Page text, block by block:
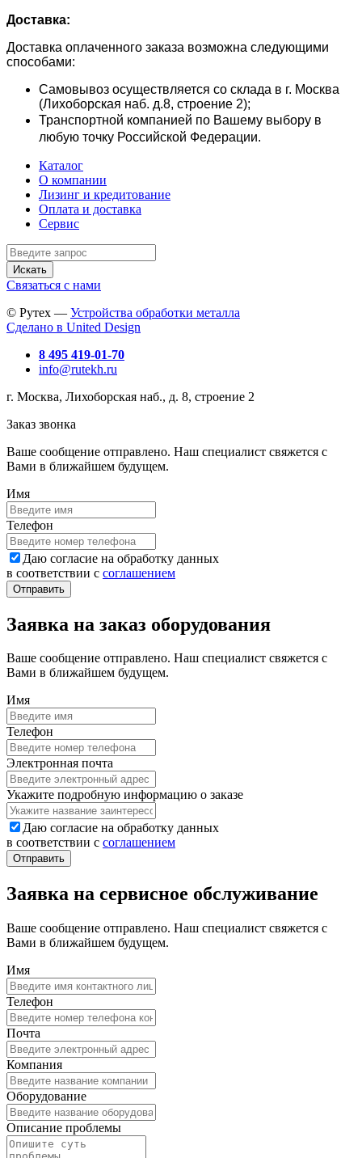
Доставка:
Доставка оплаченного заказа возможна следующими
способами:
Самовывоз осуществляется со склада в г. Москва
(Лихоборская наб. д.8, строение 2);
Транспортной компанией по Вашему выбору в
любую точку Российской Федерации.
Каталог
О компании
Лизинг и кредитование
Оплата и доставка
Сервис
Искать
Связаться с нами
© Рутех — Устройства обработки металла
Сделано в United Design
8 495 419-01-70
info@rutekh.ru
г. Москва, Лихоборская наб., д. 8, строение 2
Заказ звонка
Ваше сообщение отправлено. Наш специалист свяжется с
Вами в ближайшем будущем.
Имя
Телефон
Даю согласие на обработку данных
в соответствии с соглашением
Заявка на заказ оборудования
Ваше сообщение отправлено. Наш специалист свяжется с
Вами в ближайшем будущем.
Имя
Телефон
Электронная почта
Укажите подробную информацию о заказе
Даю согласие на обработку данных
в соответствии с соглашением
Заявка на сервисное обслуживание
Ваше сообщение отправлено. Наш специалист свяжется с
Вами в ближайшем будущем.
Имя
Телефон
Почта
Компания
Оборудование
Описание проблемы